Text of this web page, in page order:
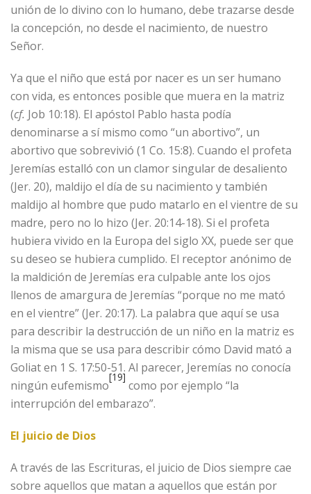
unión de lo divino con lo humano, debe trazarse desde
la concepción, no desde el nacimiento, de nuestro
Señor.
Ya que el niño que está por nacer es un ser humano
con vida, es entonces posible que muera en la matriz
(cf. Job 10:18). El apóstol Pablo hasta podía
denominarse a sí mismo como “un abortivo”, un
abortivo que sobrevivió (1 Co. 15:8). Cuando el profeta
Jeremías estalló con un clamor singular de desaliento
(Jer. 20), maldijo el día de su nacimiento y también
maldijo al hombre que pudo matarlo en el vientre de su
madre, pero no lo hizo (Jer. 20:14-18). Si el profeta
hubiera vivido en la Europa del siglo XX, puede ser que
su deseo se hubiera cumplido. El receptor anónimo de
la maldición de Jeremías era culpable ante los ojos
llenos de amargura de Jeremías “porque no me mató
en el vientre” (Jer. 20:17). La palabra que aquí se usa
para describir la destrucción de un niño en la matriz es
la misma que se usa para describir cómo David mató a
Goliat en 1 S. 17:50-51. Al parecer, Jeremías no conocía
ningún eufemismo
[19]
como por ejemplo “la
interrupción del embarazo”.
El juicio de Dios
A través de las Escrituras, el juicio de Dios siempre cae
sobre aquellos que matan a aquellos que están por